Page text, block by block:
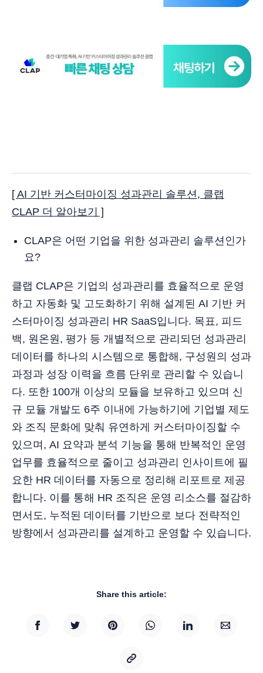
[ AI 기반 커스터마이징 성과관리 솔루션, 클랩
CLAP 더 알아보기 ]
CLAP은 어떤 기업을 위한 성과관리 솔루션인가
요?
클랩 CLAP은 기업의 성과관리를 효율적으로 운영
하고 자동화 및 고도화하기 위해 설계된 AI 기반 커
스터마이징 성과관리 HR SaaS입니다. 목표, 피드
백, 원온원, 평가 등 개별적으로 관리되던 성과관리
데이터를 하나의 시스템으로 통합해, 구성원의 성과
과정과 성장 이력을 흐름 단위로 관리할 수 있습니
다. 또한 100개 이상의 모듈을 보유하고 있으며 신
규 모듈 개발도 6주 이내에 가능하기에 기업별 제도
와 조직 문화에 맞춰 유연하게 커스터마이징할 수
있으며, AI 요약과 분석 기능을 통해 반복적인 운영
업무를 효율적으로 줄이고 성과관리 인사이트에 필
요한 HR 데이터를 자동으로 정리해 리포트로 제공
합니다. 이를 통해 HR 조직은 운영 리소스를 절감하
면서도, 누적된 데이터를 기반으로 보다 전략적인
방향에서 성과관리를 설계하고 운영할 수 있습니다.
Share this article: